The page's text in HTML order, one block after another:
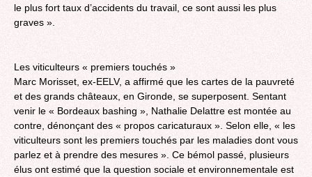
le plus fort taux d’accidents du travail, ce sont aussi les plus
graves ».
Les viticulteurs « premiers touchés »
Marc Morisset, ex-EELV, a affirmé que les cartes de la pauvreté
et des grands châteaux, en Gironde, se superposent. Sentant
venir le « Bordeaux bashing », Nathalie Delattre est montée au
contre, dénonçant des « propos caricaturaux ». Selon elle, « les
viticulteurs sont les premiers touchés par les maladies dont vous
parlez et à prendre des mesures ». Ce bémol passé, plusieurs
élus ont estimé que la question sociale et environnementale est